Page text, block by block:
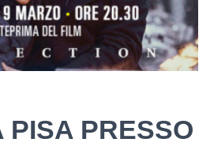
PISA PRESSO